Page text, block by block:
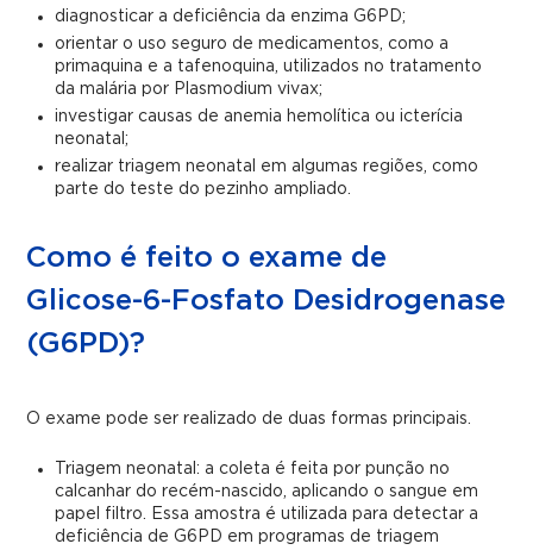
diagnosticar a deficiência da enzima G6PD;
orientar o uso seguro de medicamentos, como a
primaquina e a tafenoquina, utilizados no tratamento
da malária por Plasmodium vivax;
investigar causas de anemia hemolítica ou icterícia
neonatal;
realizar triagem neonatal em algumas regiões, como
parte do teste do pezinho ampliado.
Como é feito o exame de
Glicose-6-Fosfato Desidrogenase
(G6PD)?
O exame pode ser realizado de duas formas principais.
Triagem neonatal: a coleta é feita por punção no
calcanhar do recém-nascido, aplicando o sangue em
papel filtro. Essa amostra é utilizada para detectar a
deficiência de G6PD em programas de triagem